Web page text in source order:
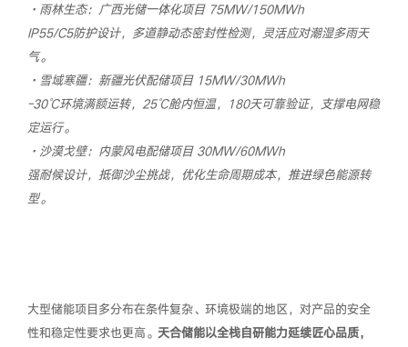
·雨林生态：广西光储一体化项目 75MW/150MWh
IP55/C5防护设计，多道静动态密封性检测，灵活应对潮湿多雨天
气。
·雪域寒疆：新疆光伏配储项目 15MW/30MWh
-30℃环境满额运转，25℃舱内恒温，180天可靠验证，支撑电网稳
定运行。
·沙漠戈壁：内蒙风电配储项目 30MW/60MWh
强耐候设计，抵御沙尘挑战，优化生命周期成本，推进绿色能源转
型。
大型储能项目多分布在条件复杂、环境极端的地区，对产品的安全
性和稳定性要求也更高。 天合储能以全栈自研能力延续匠心品质，